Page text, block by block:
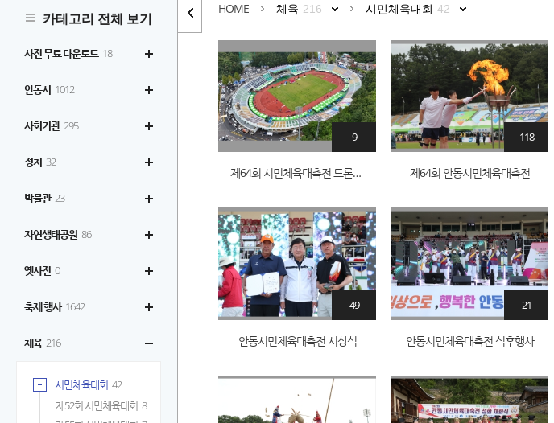
카테고리 전체 보기
사진 무료 다운로드 18
안동시 1012
사회기관 295
정치 32
박물관 23
자연생태공원 86
옛사진 0
축제 행사 1642
체육 216
시민체육대회 42
제52회 시민체육대회 8
HOME 체육 216 시민체육대회 42
제64회 시민체육대축전 드론항공
9
제64회 안동시민체육대축전
118
안동시민체육대축전 시상식
49
안동시민체육대축전 식후행사
21